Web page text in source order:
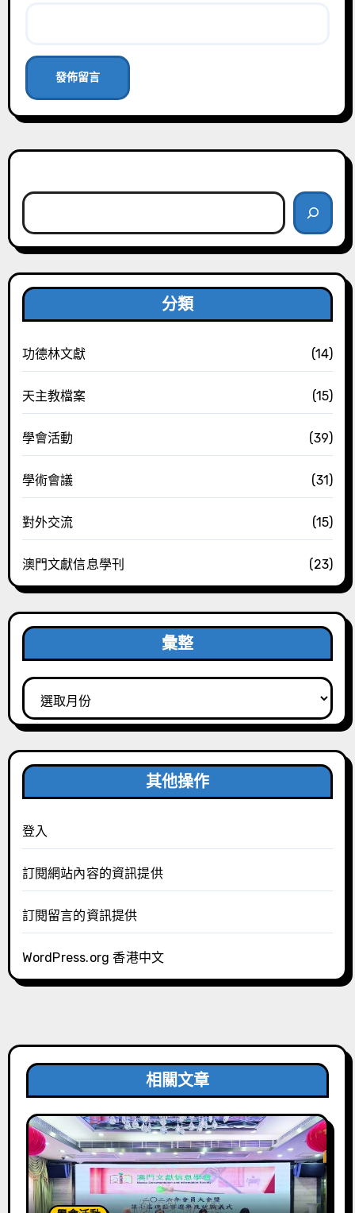
分類
功德林文獻 (14)
天主教檔案 (15)
學會活動 (39)
學術會議 (31)
對外交流 (15)
澳門文獻信息學刊 (23)
彙整
彙
整
其他操作
登入
訂閱網站內容的資訊提供
訂閱留言的資訊提供
WordPress.org 香港中文
相關文章